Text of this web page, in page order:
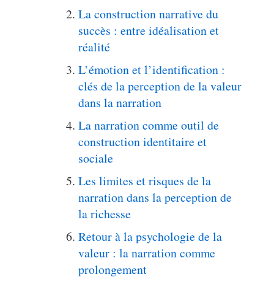
La construction narrative du
succès : entre idéalisation et
réalité
L’émotion et l’identification :
clés de la perception de la valeur
dans la narration
La narration comme outil de
construction identitaire et
sociale
Les limites et risques de la
narration dans la perception de
la richesse
Retour à la psychologie de la
valeur : la narration comme
prolongement